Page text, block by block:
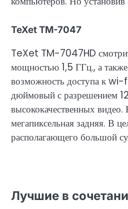
TeXet TM-7047
TeXet TM-7047HD
мощностью 1,5 ГГц., а
возможность доступа к
дюймовый с разрешением
высококачественных
мегапиксельная задняя. В
располагающего большой
Лучшие в